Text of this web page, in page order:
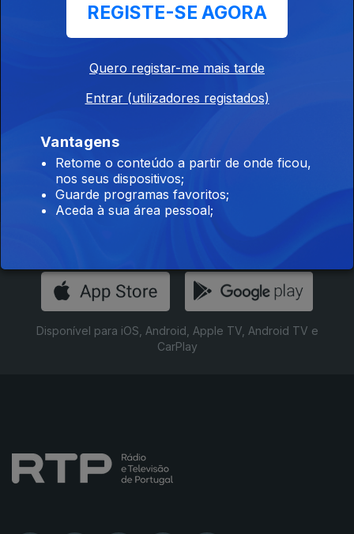
14 nov. 2016
Disponível para iOS, Android, Apple TV, Android TV e
CarPlay
REGISTE-SE AGORA
Quero registar-me mais tarde
Entrar (utilizadores registados)
Vantagens
Retome o conteúdo a partir de onde ficou,
nos seus dispositivos;
Guarde programas favoritos;
Aceda à sua área pessoal;